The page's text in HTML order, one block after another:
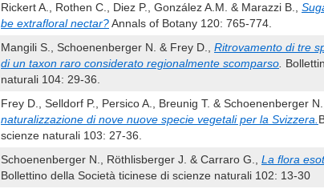
Rickert A., Rothen C., Diez P., González A.M. & Marazzi B.,
be extrafloral nectar?Annals of Botany 120: 765-774.
Mangili S., Schoenenberger N. & Frey D., Ritrovamento di tre
di un taxon raro considerato regionalmente scomparso
naturali 104: 29-36.
Frey D., Selldorf P., Persico A., Breunig T. & Schoenenberger N.,
naturalizzazione di nove nuove specie vegetali per la Svizzera.
scienze naturali 103: 27-36.
Schoenenberger N., Röthlisberger J. & Carraro G., La flora
Bollettino della Società ticinese di scienze naturali 102: 13-30